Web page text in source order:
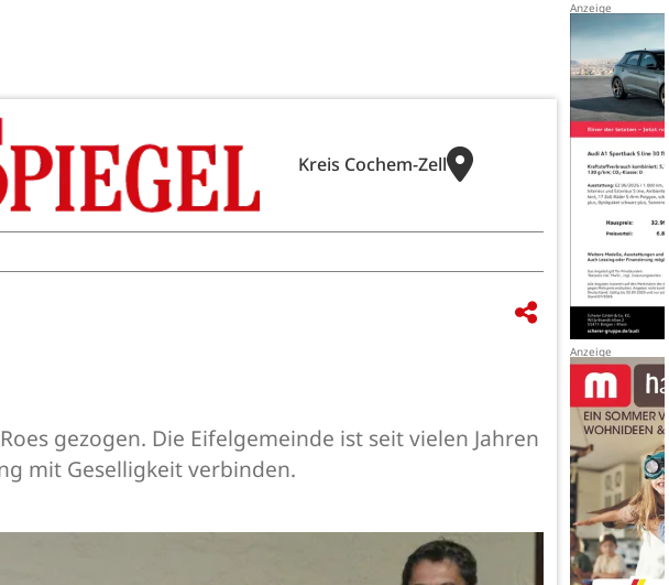
Kreis Cochem-Zell
gezogen. Die Eifelgemeinde ist seit vielen Jahren
mit Geselligkeit verbinden.